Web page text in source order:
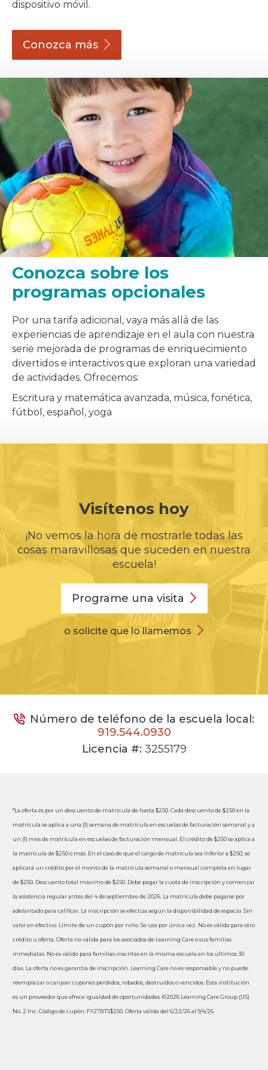
dispositivo móvil.
Conozca más
Conozca sobre los
programas opcionales
Por una tarifa adicional, vaya más allá de las
experiencias de aprendizaje en el aula con nuestra
serie mejorada de programas de enriquecimiento
divertidos e interactivos que exploran una variedad
de actividades. Ofrecemos:
Escritura y matemática avanzada, música, fonética,
fútbol, español, yoga
Visítenos hoy
¡No vemos la hora de mostrarle todas las
cosas maravillosas que suceden en nuestra
escuela!
Programe una visita
o solicite que lo llamemos
Número de teléfono de la escuela local:
919.544.0930
Licencia #:3255179
*La oferta es por un descuento de matrícula de hasta $250. Cada descuento de $250 en la
matrícula se aplica a una (1) semana de matrícula en escuelas de facturación semanal y a
un (1) mes de matrícula en escuelas de facturación mensual. El crédito de $250 se aplica a
la matrícula de $250 o más. En el caso de que el cargo de matrícula sea inferior a $250, se
aplicará un crédito por el monto de la matrícula semanal o mensual completa en lugar
de $250. Descuento total máximo de $250. Debe pagar la cuota de inscripción y comenzar
la asistencia regular antes del 4 de septiembre de 2026. La matrícula debe pagarse por
adelantado para calificar. La inscripción se efectúa según la disponibilidad de espacio. Sin
valor en efectivo. Límite de un cupón por niño. Se usa por única vez. No es válida para otro
crédito u oferta. Oferta no válida para los asociados de Learning Care o sus familias
inmediatas. No es válido para familias inscritas en la misma escuela en los últimos 30
días. La oferta no es garantía de inscripción. Learning Care no es responsable y no puede
reemplazar o canjear cupones perdidos, robados, destruidos o vencidos. Esta institución
es un proveedor que ofrece igualdad de oportunidades. ©2026 Learning Care Group (US)
No. 2 Inc. Código de cupón: FY27BTS$250. Oferta válida del 6/22/26 al 9/4/26.